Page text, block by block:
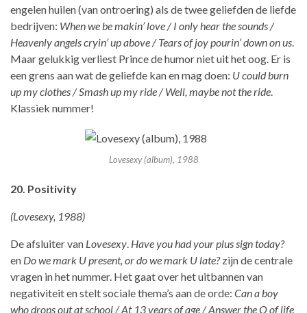
engelen huilen (van ontroering) als de twee geliefden de liefde
bedrijven: When we be makin’ love / I only hear the sounds /
Heavenly angels cryin’ up above / Tears of joy pourin’ down on us.
Maar gelukkig verliest Prince de humor niet uit het oog. Er is
een grens aan wat de geliefde kan en mag doen: U could burn
up my clothes / Smash up my ride / Well, maybe not the ride.
Klassiek nummer!
Lovesexy (album), 1988
20. Positivity
(Lovesexy, 1988)
De afsluiter van Lovesexy Have you had your plus sign today?
en Do we mark U present, or do we mark U late?zijn de centrale
vragen in het nummer. Het gaat over het uitbannen van
negativiteit en stelt sociale thema’s aan de orde: Can a boy
who drops out at school / At 13 years of age / Answer the Q of life